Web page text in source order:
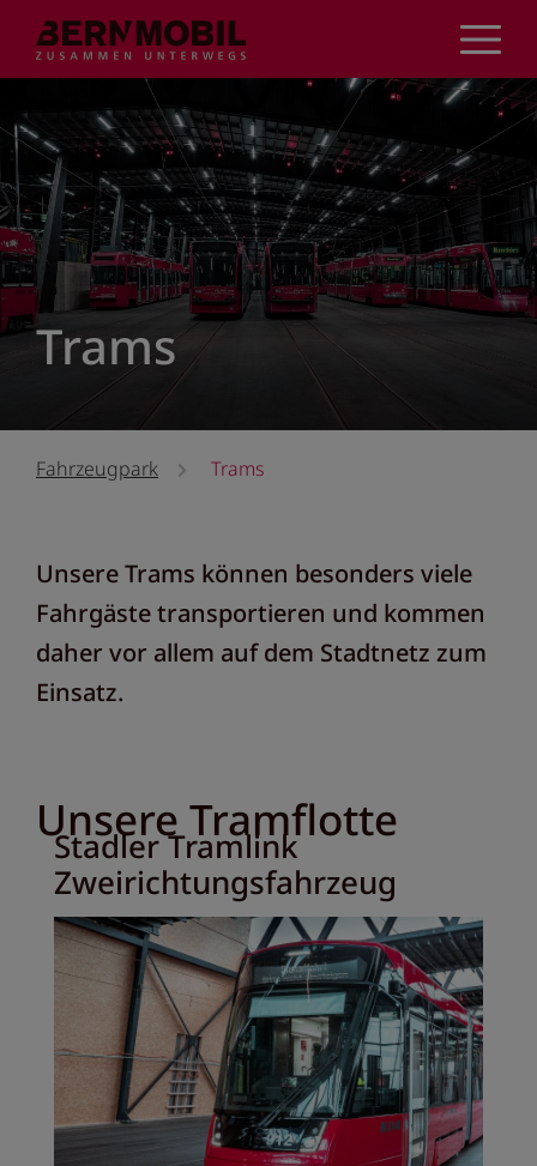
Inhalt
Trams
Fahrzeugpark Trams
Unsere Trams können besonders viele
Fahrgäste transportieren und kommen
daher vor allem auf dem Stadtnetz zum
Einsatz.
Unsere Tramflotte
Stadler Tramlink
Zweirichtungsfahrzeug